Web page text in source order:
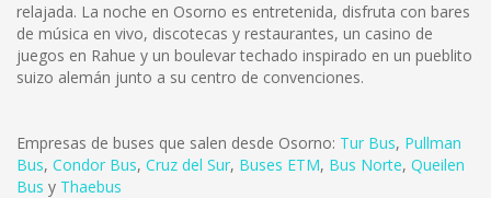
relajada. La noche en Osorno es entretenida, disfruta con bares
de música en vivo, discotecas y restaurantes, un casino de
juegos en Rahue y un boulevar techado inspirado en un pueblito
suizo alemán junto a su centro de convenciones.
Empresas de buses que salen desde Osorno: Tur Bus, Pullman
Bus, Condor Bus, Cruz del Sur, Buses ETM, Bus Norte, Queilen
Bus y Thaebus